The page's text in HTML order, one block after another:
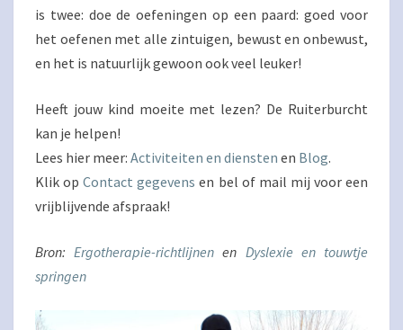
is twee: doe de oefeningen op een paard: goed voor
het oefenen met alle zintuigen, bewust en onbewust,
en het is natuurlijk gewoon ook veel leuker!
Heeft jouw kind moeite met lezen? De Ruiterburcht
kan je helpen!
Lees hier meer: Activiteiten en diensten en Blog.
Klik opContact gegevens en bel of mail mij voor een
vrijblijvende afspraak!
Bron:Ergotherapie-richtlijnen en Dyslexie en touwtje
springen